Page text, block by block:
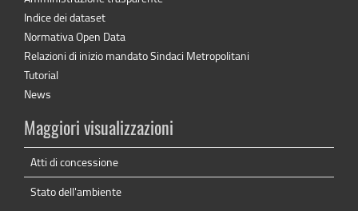
Indice dei dataset
Normativa Open Data
Relazioni di inizio mandato Sindaci Metropolitani
Tutorial
News
Maggiori visualizzazioni
Atti di concessione
Stato dell'ambiente